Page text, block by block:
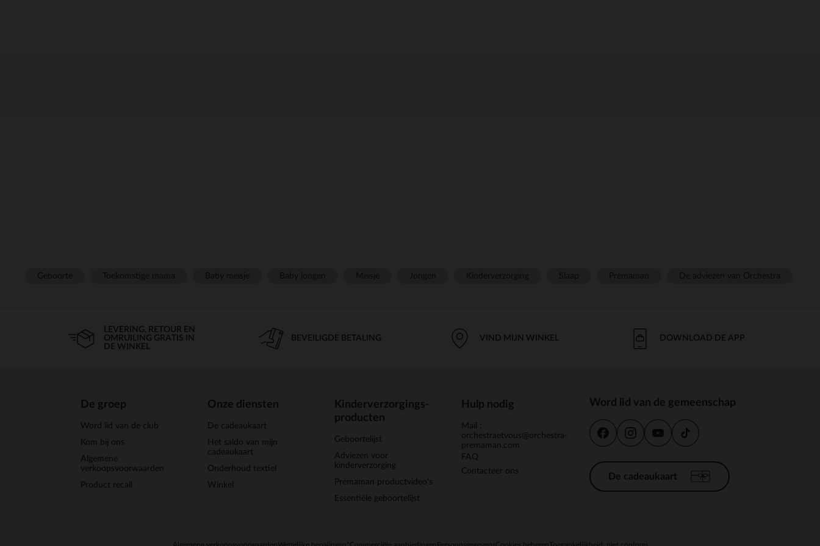
LEVERING, RETOUR EN
OMRUILING GRATIS IN
DE WINKEL
BEVEILIGDE BETALING VIND MIJN WINKEL DOWNLOAD DE APP
De groep
Word lid van de club
Kom bij ons
Algemene
verkoopsvoorwaarden
Product recall
Onze diensten
De cadeaukaart
Het saldo van mijn
cadeaukaart
Onderhoud textiel
Winkel
Kinderverzorgings-
producten
Geboortelijst
Adviezen voor
kinderverzorging
Prémaman productvideo's
Essentiële geboortelijst
Hulp nodig
Mail :
orchestraetvous@orchestra-
premaman.com
FAQ
Contacteer ons
Word lid van de gemeenschap
De cadeaukaart